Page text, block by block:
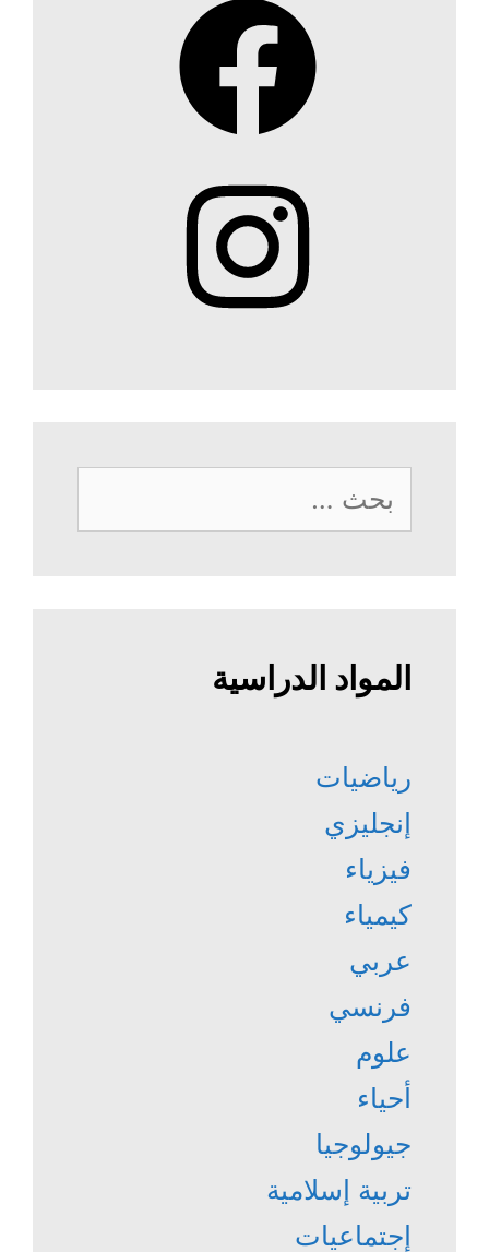
Instagram
البحث
عن:
المواد الدراسية
رياضيات
إنجليزي
فيزياء
كيمياء
عربي
فرنسي
علوم
أحياء
جيولوجيا
تربية إسلامية
إجتماعيات